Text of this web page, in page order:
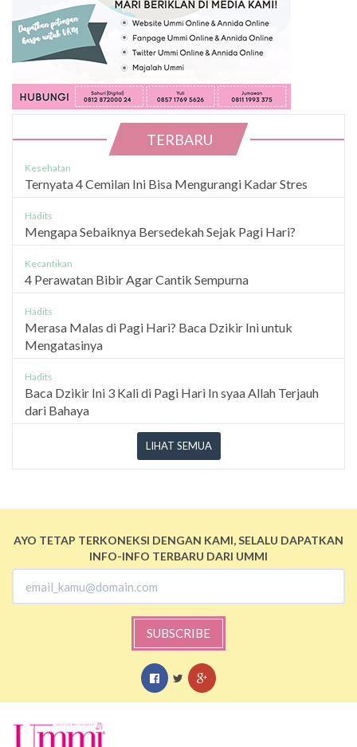
TERBARU
Kesehatan
Ternyata 4 Cemilan Ini Bisa Mengurangi Kadar Stres
Hadits
Mengapa Sebaiknya Bersedekah Sejak Pagi Hari?
Kecantikan
4 Perawatan Bibir Agar Cantik Sempurna
Hadits
Merasa Malas di Pagi Hari? Baca Dzikir Ini untuk
Mengatasinya
Hadits
Baca Dzikir Ini 3 Kali di Pagi Hari In syaa Allah Terjauh
dari Bahaya
LIHAT SEMUA
AYO TETAP TERKONEKSI DENGAN KAMI, SELALU DAPATKAN
INFO-INFO TERBARU DARI UMMI
SUBSCRIBE